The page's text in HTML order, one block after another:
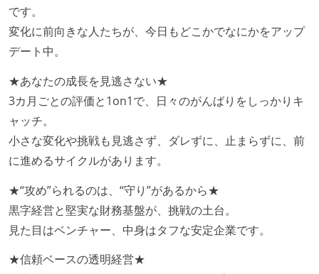
です。
変化に前向きな人たちが、今日もどこかでなにかをアップ
デート中。
★あなたの成長を見逃さない★
3カ月ごとの評価と1on1で、日々のがんばりをしっかりキ
ャッチ。
小さな変化や挑戦も見逃さず、ダレずに、止まらずに、前
に進めるサイクルがあります。
★“攻め”られるのは、“守り”があるから★
黒字経営と堅実な財務基盤が、挑戦の土台。
見た目はベンチャー、中身はタフな安定企業です。
★信頼ベースの透明経営★